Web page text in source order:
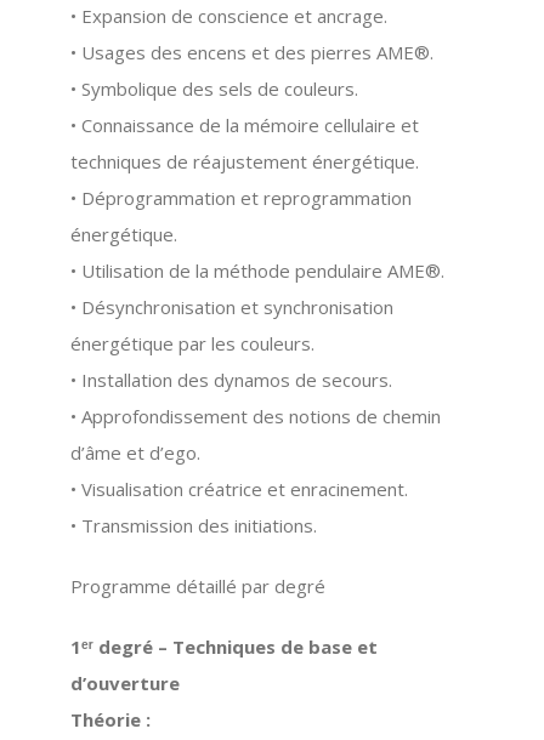
• Expansion de conscience et ancrage.
• Usages des encens et des pierres AME®.
• Symbolique des sels de couleurs.
• Connaissance de la mémoire cellulaire et
techniques de réajustement énergétique.
• Déprogrammation et reprogrammation
énergétique.
• Utilisation de la méthode pendulaire AME®.
• Désynchronisation et synchronisation
énergétique par les couleurs.
• Installation des dynamos de secours.
• Approfondissement des notions de chemin
d’âme et d’ego.
• Visualisation créatrice et enracinement.
• Transmission des initiations.
Programme détaillé par degré
1ᵉʳ degré – Techniques de base et
d’ouverture
Théorie :